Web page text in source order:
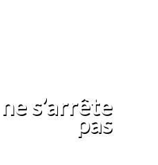
s’arrête
pas